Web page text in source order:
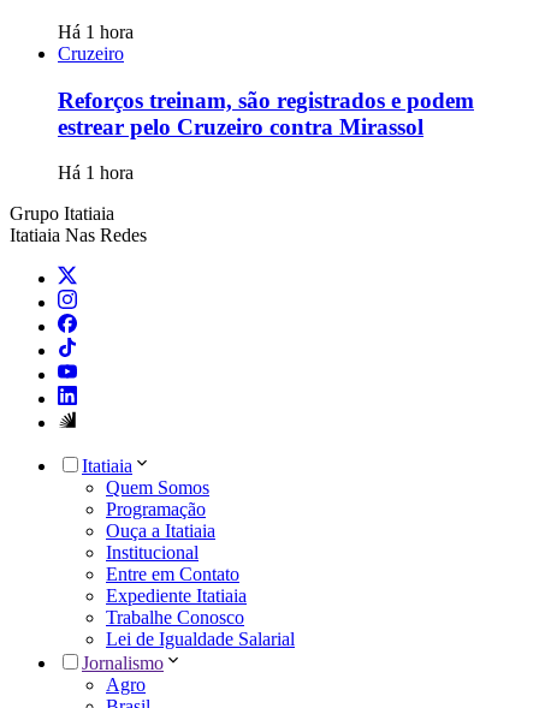
Há 1 hora
Cruzeiro
Reforços treinam, são registrados e podem
estrear pelo Cruzeiro contra Mirassol
Há 1 hora
Grupo Itatiaia
Itatiaia Nas Redes
Itatiaia
Quem Somos
Programação
Ouça a Itatiaia
Institucional
Entre em Contato
Expediente Itatiaia
Trabalhe Conosco
Lei de Igualdade Salarial
Jornalismo
Agro